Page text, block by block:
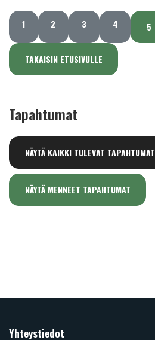
1 2 3 4 5
TAKAISIN ETUSIVULLE
Tapahtumat
NÄYTÄ KAIKKI TULEVAT TAPAHTUMAT
NÄYTÄ MENNEET TAPAHTUMAT
Yhteystiedot